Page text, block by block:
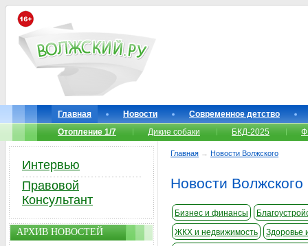
Главная Новости
Современное детство
Отопление 1/7
Дикие собаки БКД-2025
Главная → Новости Волжского
Новости Волжского
Бизнес и финансы
ЖКХ и недвижимость
Здоровье
Интервью
Правовой
Консультант
АРХИВ НОВОСТЕЙ